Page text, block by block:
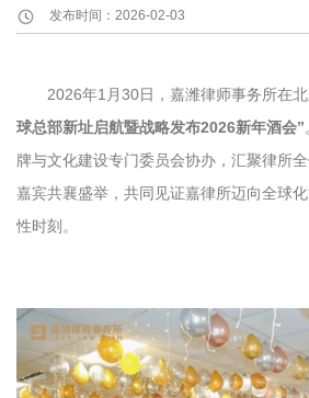
发布时间：2026-02-03
2026年1月30日，嘉潍律师事务所在
球总部新址启航暨战略发布2026新年酒会”
牌与文化建设专门委员会协办，汇聚律所
嘉宾共襄盛举，共同见证嘉律所迈向全球
性时刻。